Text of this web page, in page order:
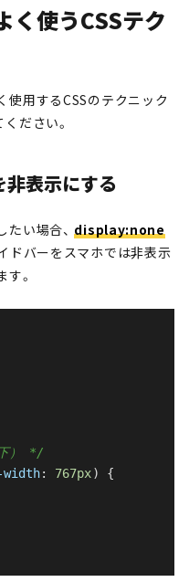
く使うCSSテク
使用するCSSのテクニック
ださい。
表示にする
たい場合、display:none
ドバーをスマホでは非表示
。
） */
width: 767px) {